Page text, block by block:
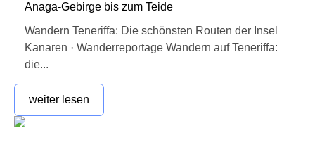
Anaga-Gebirge bis zum Teide
Wandern Teneriffa: Die schönsten Routen der Insel
Kanaren · Wanderreportage Wandern auf Teneriffa:
die...
weiter lesen